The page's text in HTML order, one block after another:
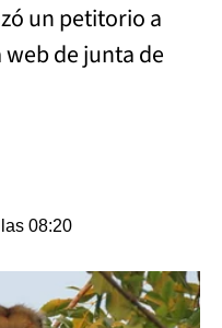
un petitorio a
de junta de
08:20